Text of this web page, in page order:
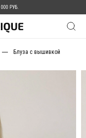
РУБ.
Блуза с вышивкой